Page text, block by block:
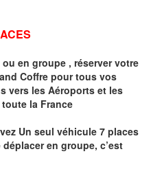
en groupe , réserver votre
Coffre pour tous vos
vers les Aéroports et les
la France
Un seul véhicule 7 places
en groupe, c’est